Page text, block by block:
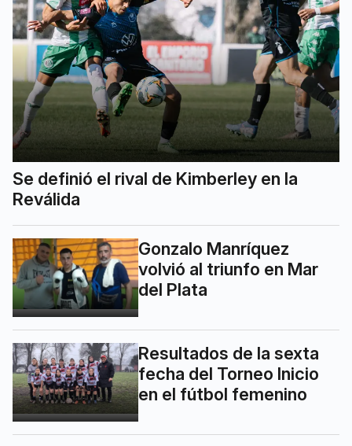
Se definió el rival de Kimberley en la
Reválida
Gonzalo Manríquez
volvió al triunfo en Mar
del Plata
Resultados de la sexta
fecha del Torneo Inicio
en el fútbol femenino